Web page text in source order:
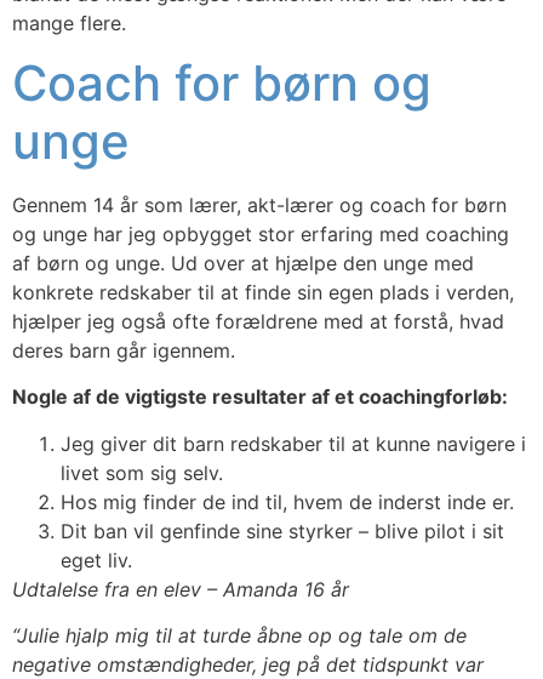
mange flere.
Coach for børn og
unge
Gennem 14 år som lærer, akt-lærer og coach for børn
og unge har jeg opbygget stor erfaring med coaching
af børn og unge. Ud over at hjælpe den unge med
konkrete redskaber til at finde sin egen plads i verden,
hjælper jeg også ofte forældrene med at forstå, hvad
deres barn går igennem.
Nogle af de vigtigste resultater af et coachingforløb:
Jeg giver dit barn redskaber til at kunne navigere i
livet som sig selv.
Hos mig finder de ind til, hvem de inderst inde er.
Dit ban vil genfinde sine styrker – blive pilot i sit
eget liv.
Udtalelse fra en elev – Amanda 16 år
“Julie hjalp mig til at turde åbne op og tale om de
negative omstændigheder, jeg på det tidspunkt var